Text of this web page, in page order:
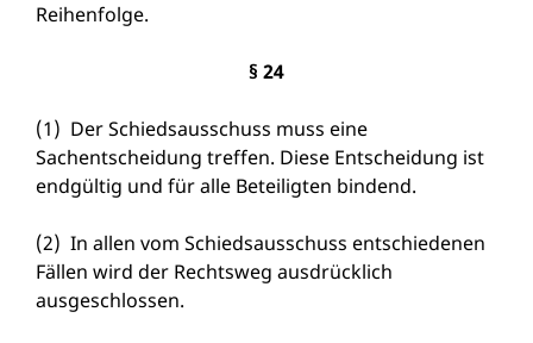
Reihenfolge.
§ 24
(1) Der Schiedsausschuss muss eine
Sachentscheidung treffen. Diese Entscheidung ist
endgültig und für alle Beteiligten bindend.
(2) In allen vom Schiedsausschuss entschiedenen
Fällen wird der Rechtsweg ausdrücklich
ausgeschlossen.